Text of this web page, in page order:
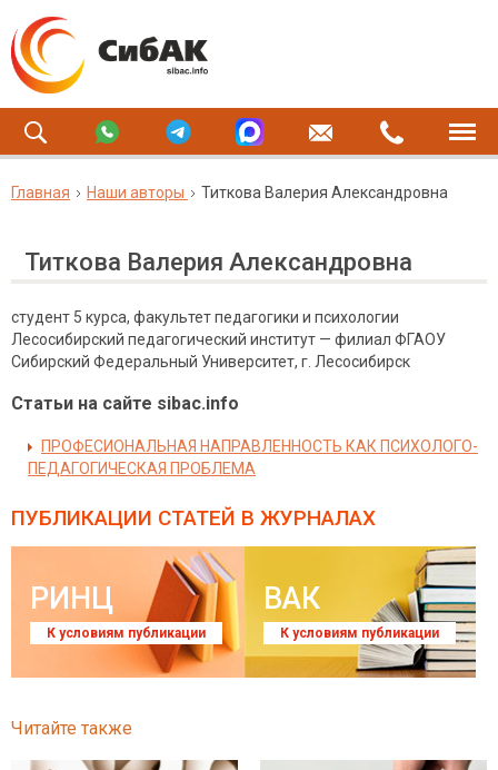
Главная Наши авторы Титкова Валерия Александровна
Титкова Валерия Александровна
студент 5 курса, факультет педагогики и психологии
Лесосибирский педагогический институт — филиал ФГАОУ
Сибирский Федеральный Университет, г. Лесосибирск
Статьи на сайте sibac.info
ПРОФЕСИОНАЛЬНАЯ НАПРАВЛЕННОСТЬ КАК ПСИХОЛОГО-
ПЕДАГОГИЧЕСКАЯ ПРОБЛЕМА
ПУБЛИКАЦИИ СТАТЕЙ В ЖУРНАЛАХ
РИНЦ
К условиям публикации
ВАК
К условиям публикации
Читайте также